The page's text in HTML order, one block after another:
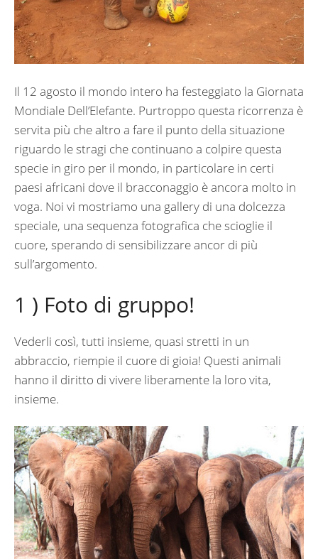
Il 12 agosto il mondo intero ha festeggiato la Giornata
Mondiale Dell’Elefante. Purtroppo questa ricorrenza è
servita più che altro a fare il punto della situazione
riguardo le stragi che continuano a colpire questa
specie in giro per il mondo, in particolare in certi
paesi africani dove il bracconaggio è ancora molto in
voga. Noi vi mostriamo una gallery di una dolcezza
speciale, una sequenza fotografica che scioglie il
cuore, sperando di sensibilizzare ancor di più
sull’argomento.
1 ) Foto di gruppo!
Vederli così, tutti insieme, quasi stretti in un
abbraccio, riempie il cuore di gioia! Questi animali
hanno il diritto di vivere liberamente la loro vita,
insieme.